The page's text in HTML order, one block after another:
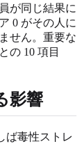
が同じ結果に
0 がその人に
せん。重要な
の 10 項目
影響
ば毒性ストレ